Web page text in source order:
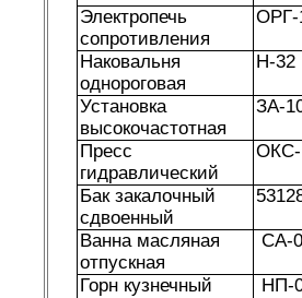
Электропечь
сопротивления
ОРГ-
Наковальня
однороговая
Н-32
Установка
высокочастотная
ЗА-
Пресс
гидравлический
ОКС-
Бак закалочный
сдвоенный
Ванна масляная
отпускная
СА-
Горн кузнечный
НП-